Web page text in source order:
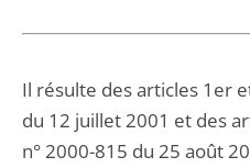
Il résulte des articles 1er
du 12 juillet 2001 et des
n° 2000-815 du 25 août